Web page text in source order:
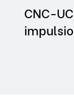
CNC-